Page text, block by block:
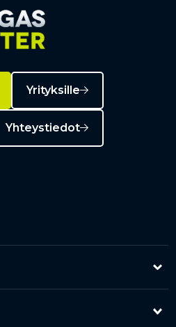
Yrityksille
Yhteystiedot